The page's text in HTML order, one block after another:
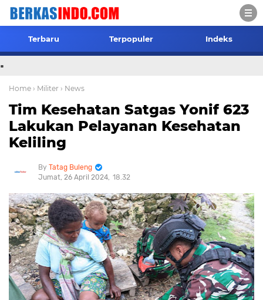
Terbaru Terpopuler Indeks
.
Home › Militer › News
Tim Kesehatan Satgas Yonif 623
Lakukan Pelayanan Kesehatan
Keliling
Tatag Buleng
Jumat, 26 April 2024 18.32